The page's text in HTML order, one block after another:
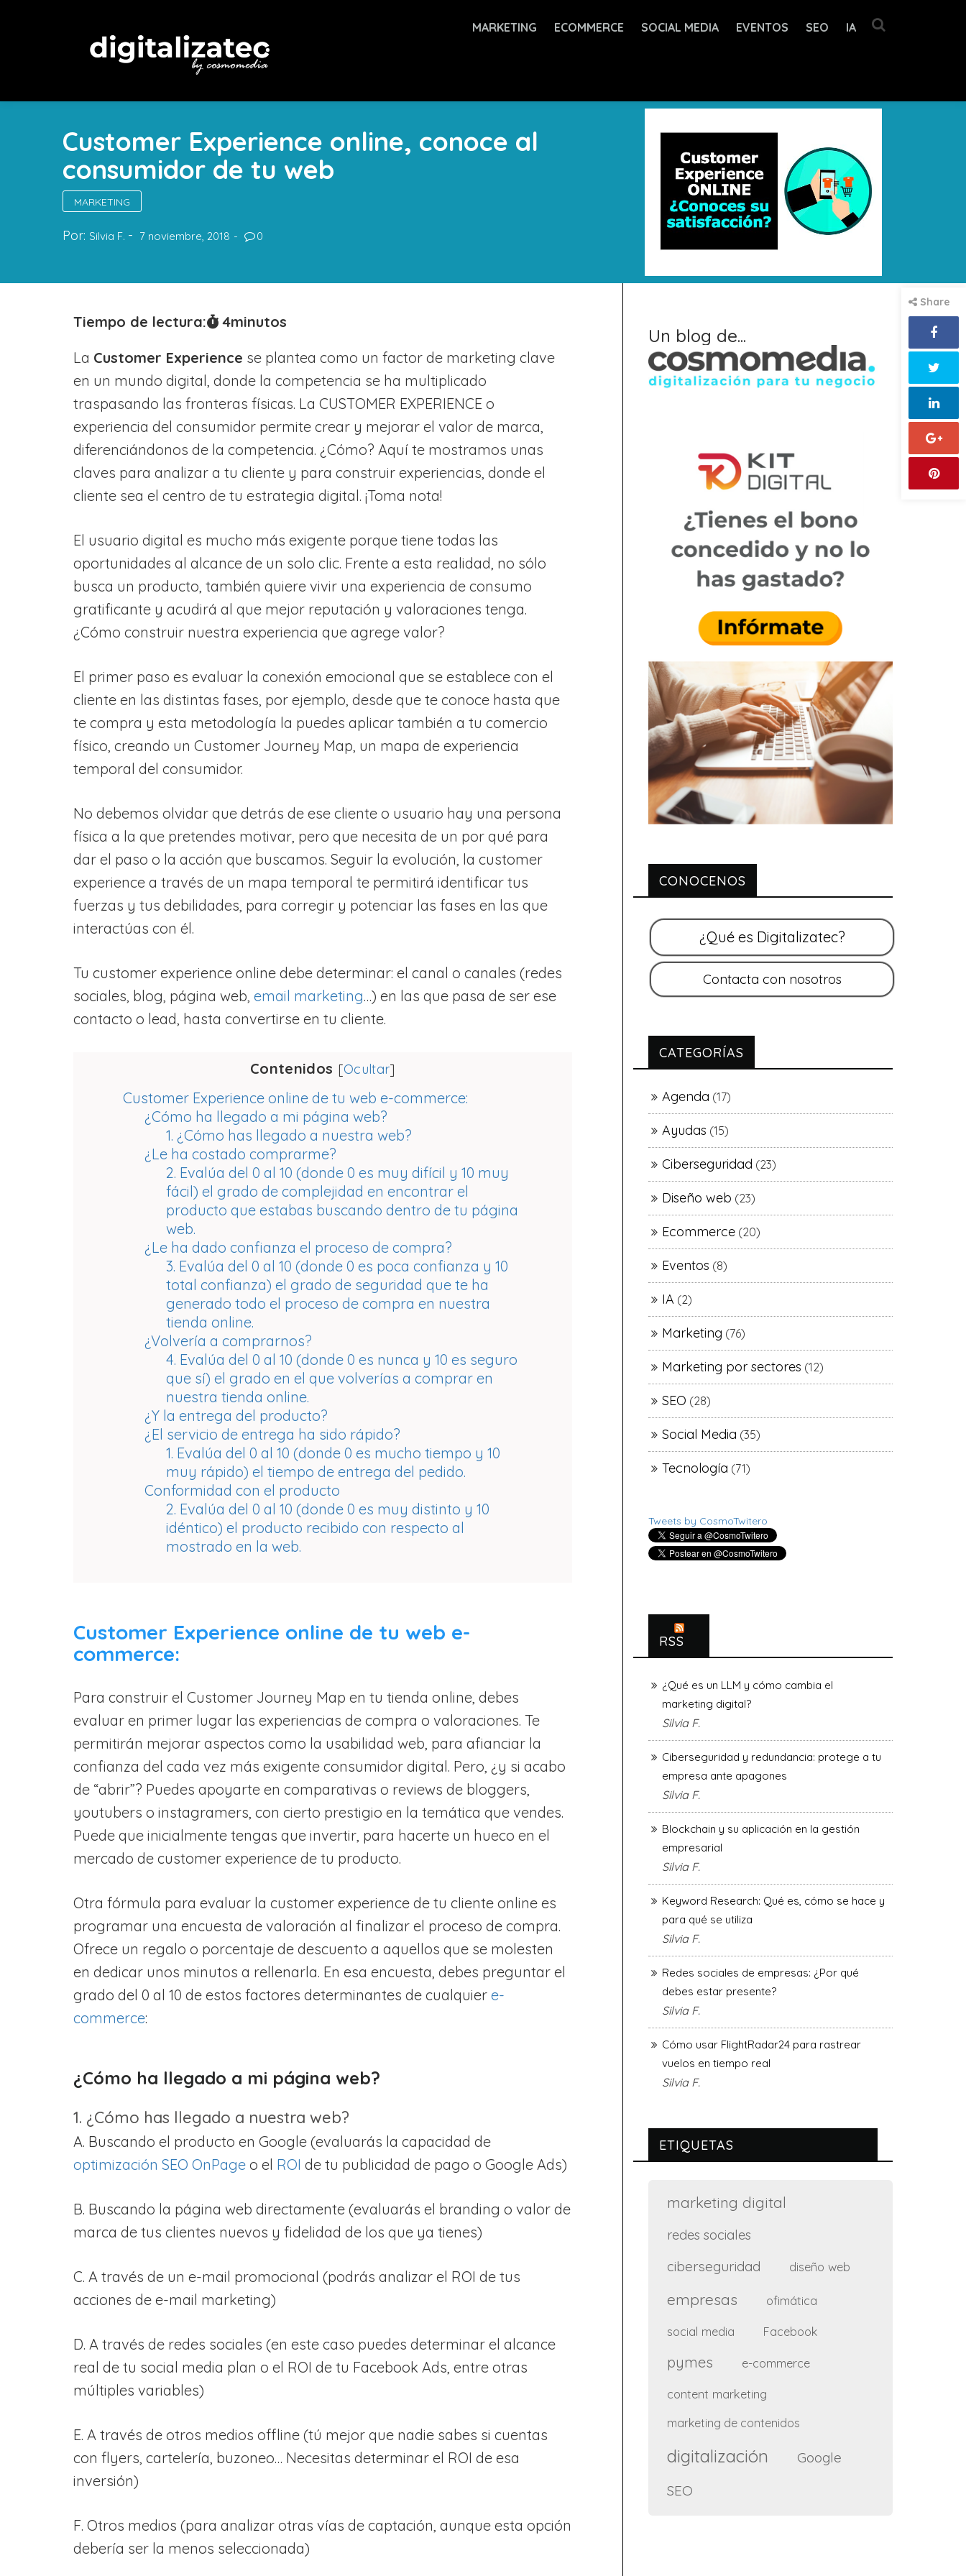
MARKETING ECOMMERCE SOCIAL MEDIA EVENTOS SEO IA
Customer Experience online, conoce al
consumidor de tu web
MARKETING
Por: Silvia F. 7 noviembre, 2018 0
Share
Tiempo de lectura: 4minutos
La Customer Experience se plantea como un factor de marketing clave
en un mundo digital, donde la competencia se ha multiplicado
traspasando las fronteras físicas. La CUSTOMER EXPERIENCE o
experiencia del consumidor permite crear y mejorar el valor de marca,
diferenciándonos de la competencia. ¿Cómo? Aquí te mostramos unas
claves para analizar a tu cliente y para construir experiencias, donde el
cliente sea el centro de tu estrategia digital. ¡Toma nota!
El usuario digital es mucho más exigente porque tiene todas las
oportunidades al alcance de un solo clic. Frente a esta realidad, no sólo
busca un producto, también quiere vivir una experiencia de consumo
gratificante y acudirá al que mejor reputación y valoraciones tenga.
¿Cómo construir nuestra experiencia que agrege valor?
El primer paso es evaluar la conexión emocional que se establece con el
cliente en las distintas fases, por ejemplo, desde que te conoce hasta que
te compra y esta metodología la puedes aplicar también a tu comercio
físico, creando un Customer Journey Map, un mapa de experiencia
temporal del consumidor.
No debemos olvidar que detrás de ese cliente o usuario hay una persona
física a la que pretendes motivar, pero que necesita de un por qué para
dar el paso o la acción que buscamos. Seguir la evolución, la customer
experience a través de un mapa temporal te permitirá identificar tus
fuerzas y tus debilidades, para corregir y potenciar las fases en las que
interactúas con él.
Tu customer experience online debe determinar: el canal o canales (redes
sociales, blog, página web, email marketing…) en las que pasa de ser ese
contacto o lead, hasta convertirse en tu cliente.
Contenidos [Ocultar]
Customer Experience online de tu web e-commerce:
¿Cómo ha llegado a mi página web?
1. ¿Cómo has llegado a nuestra web?
¿Le ha costado comprarme?
2. Evalúa del 0 al 10 (donde 0 es muy difícil y 10 muy
fácil) el grado de complejidad en encontrar el
producto que estabas buscando dentro de tu página
web.
¿Le ha dado confianza el proceso de compra?
3. Evalúa del 0 al 10 (donde 0 es poca confianza y 10
total confianza) el grado de seguridad que te ha
generado todo el proceso de compra en nuestra
tienda online.
¿Volvería a comprarnos?
4. Evalúa del 0 al 10 (donde 0 es nunca y 10 es seguro
que sí) el grado en el que volverías a comprar en
nuestra tienda online.
¿Y la entrega del producto?
¿El servicio de entrega ha sido rápido?
1. Evalúa del 0 al 10 (donde 0 es mucho tiempo y 10
muy rápido) el tiempo de entrega del pedido.
Conformidad con el producto
2. Evalúa del 0 al 10 (donde 0 es muy distinto y 10
idéntico) el producto recibido con respecto al
mostrado en la web.
Customer Experience online de tu web e-
commerce:
Para construir el Customer Journey Map en tu tienda online, debes
evaluar en primer lugar las experiencias de compra o valoraciones. Te
permitirán mejorar aspectos como la usabilidad web, para afianciar la
confianza del cada vez más exigente consumidor digital. Pero, ¿y si acabo
de “abrir”? Puedes apoyarte en comparativas o reviews de bloggers,
youtubers o instagramers, con cierto prestigio en la temática que vendes.
Puede que inicialmente tengas que invertir, para hacerte un hueco en el
mercado de customer experience de tu producto.
Otra fórmula para evaluar la customer experience de tu cliente online es
programar una encuesta de valoración al finalizar el proceso de compra.
Ofrece un regalo o porcentaje de descuento a aquellos que se molesten
en dedicar unos minutos a rellenarla. En esa encuesta, debes preguntar el
grado del 0 al 10 de estos factores determinantes de cualquier e-
commerce:
¿Cómo ha llegado a mi página web?
1. ¿Cómo has llegado a nuestra web?
A. Buscando el producto en Google (evaluarás la capacidad de
optimización SEO OnPage o el ROI de tu publicidad de pago o Google Ads)
B. Buscando la página web directamente (evaluarás el branding o valor de
marca de tus clientes nuevos y fidelidad de los que ya tienes)
C. A través de un e-mail promocional (podrás analizar el ROI de tus
acciones de e-mail marketing)
D. A través de redes sociales (en este caso puedes determinar el alcance
real de tu social media plan o el ROI de tu Facebook Ads, entre otras
múltiples variables)
E. A través de otros medios offline (tú mejor que nadie sabes si cuentas
con flyers, cartelería, buzoneo… Necesitas determinar el ROI de esa
inversión)
F. Otros medios (para analizar otras vías de captación, aunque esta opción
debería ser la menos seleccionada)
Un blog de...
CONOCENOS
CATEGORÍAS
Agenda (17)
Ayudas (15)
Ciberseguridad (23)
Diseño web (23)
Ecommerce (20)
Eventos (8)
IA (2)
Marketing (76)
Marketing por sectores (12)
SEO (28)
Social Media (35)
Tecnología (71)
Tweets by CosmoTwitero
RSS
¿Qué es un LLM y cómo cambia el
marketing digital?
Silvia F.
Ciberseguridad y redundancia: protege a tu
empresa ante apagones
Silvia F.
Blockchain y su aplicación en la gestión
empresarial
Silvia F.
Keyword Research: Qué es, cómo se hace y
para qué se utiliza
Silvia F.
Redes sociales de empresas: ¿Por qué
debes estar presente?
Silvia F.
Cómo usar FlightRadar24 para rastrear
vuelos en tiempo real
Silvia F.
ETIQUETAS
marketing digital
redes sociales
ciberseguridad diseño web
empresas ofimática
social media Facebook
pymes e-commerce
content marketing
marketing de contenidos
digitalización
Google
SEO